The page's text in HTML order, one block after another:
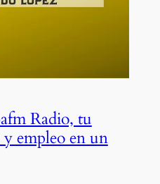
Radio, tu
y empleo en un